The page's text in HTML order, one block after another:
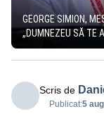
GEORGE SIMION,
„DUMNEZEU SĂ TE
Scris de
Publicat:5